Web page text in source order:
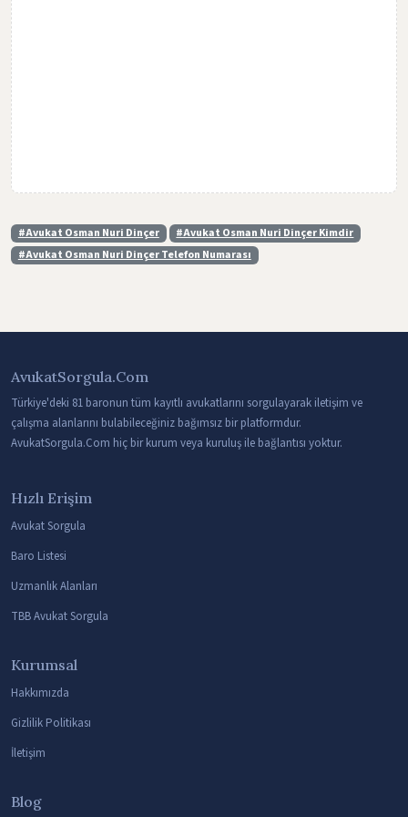
#Avukat Osman Nuri Dinçer
#Avukat Osman Nuri Dinçer Kimdir
#Avukat Osman Nuri Dinçer Telefon Numarası
AvukatSorgula.Com
Türkiye'deki 81 baronun tüm kayıtlı avukatlarını sorgulayarak iletişim ve
çalışma alanlarını bulabileceğiniz bağımsız bir platformdur.
AvukatSorgula.Com hiç bir kurum veya kuruluş ile bağlantısı yoktur.
Hızlı Erişim
Avukat Sorgula
Baro Listesi
Uzmanlık Alanları
TBB Avukat Sorgula
Kurumsal
Hakkımızda
Gizlilik Politikası
İletişim
Blog